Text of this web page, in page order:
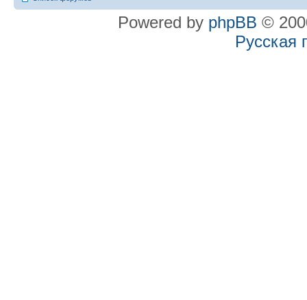
Powered by phpBB ©
Русская